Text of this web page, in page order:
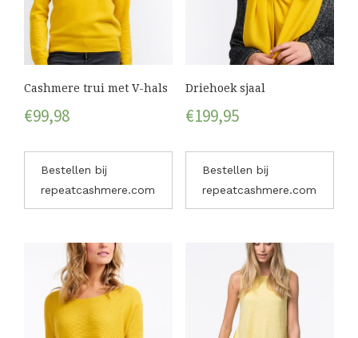
Cashmere trui met V-hals
€99,98
Bestellen bij
repeatcashmere.com
Driehoek sjaal
€199,95
Bestellen bij
repeatcashmere.com